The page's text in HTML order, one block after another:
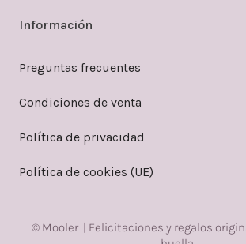
Información
Preguntas frecuentes
Condiciones de venta
Política de privacidad
Política de cookies (UE)
© Mooler | Felicitaciones y regalos